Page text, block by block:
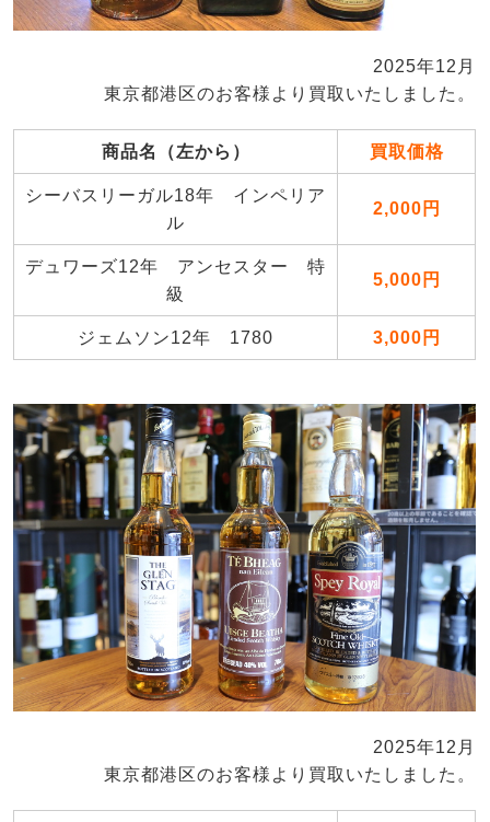
2025年12月
東京都港区のお客様より買取いたしました。
商品名（左から） 買取価格
シーバスリーガル18年 インペリア
ル
2,000円
デュワーズ12年 アンセスター 特
級
5,000円
ジェムソン12年 1780 3,000円
2025年12月
東京都港区のお客様より買取いたしました。